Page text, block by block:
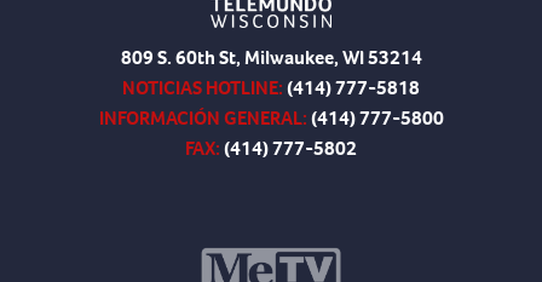
809 S. 60th St, Milwaukee, WI 53214
NOTICIAS HOTLINE:(414) 777-5818
INFORMACIÓN GENERAL:(414) 777-5800
FAX:(414) 777-5802